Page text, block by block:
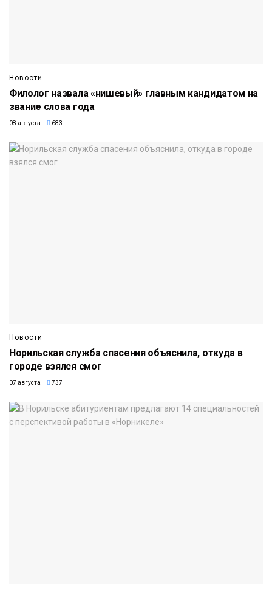
Новости
Филолог назвала «нишевый» главным кандидатом на
звание слова года
08 августа 683
Новости
Норильская служба спасения объяснила, откуда в
городе взялся смог
07 августа 737